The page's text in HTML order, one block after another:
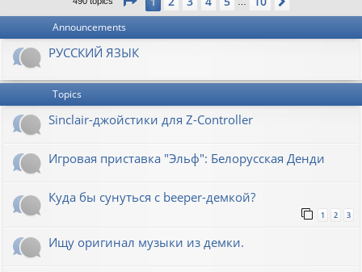
Announcements
РУССКИЙ ЯЗЫК
Topics
Sinclair-джойстики для Z-Controller
Игровая приставка "Эльф": Белорусская Денди
Куда бы сунуться с beeper-демкой?
1 2 3
Ищу оригинал музыки из демки.